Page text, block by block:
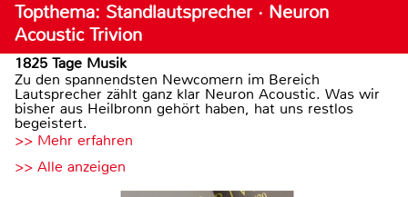
Topthema: Standlautsprecher · Neuron
Acoustic Trivion
1825 Tage Musik
Zu den spannendsten Newcomern im Bereich
Lautsprecher zählt ganz klar Neuron Acoustic. Was wir
bisher aus Heilbronn gehört haben, hat uns restlos
begeistert.
>> Mehr erfahren
>> Alle anzeigen